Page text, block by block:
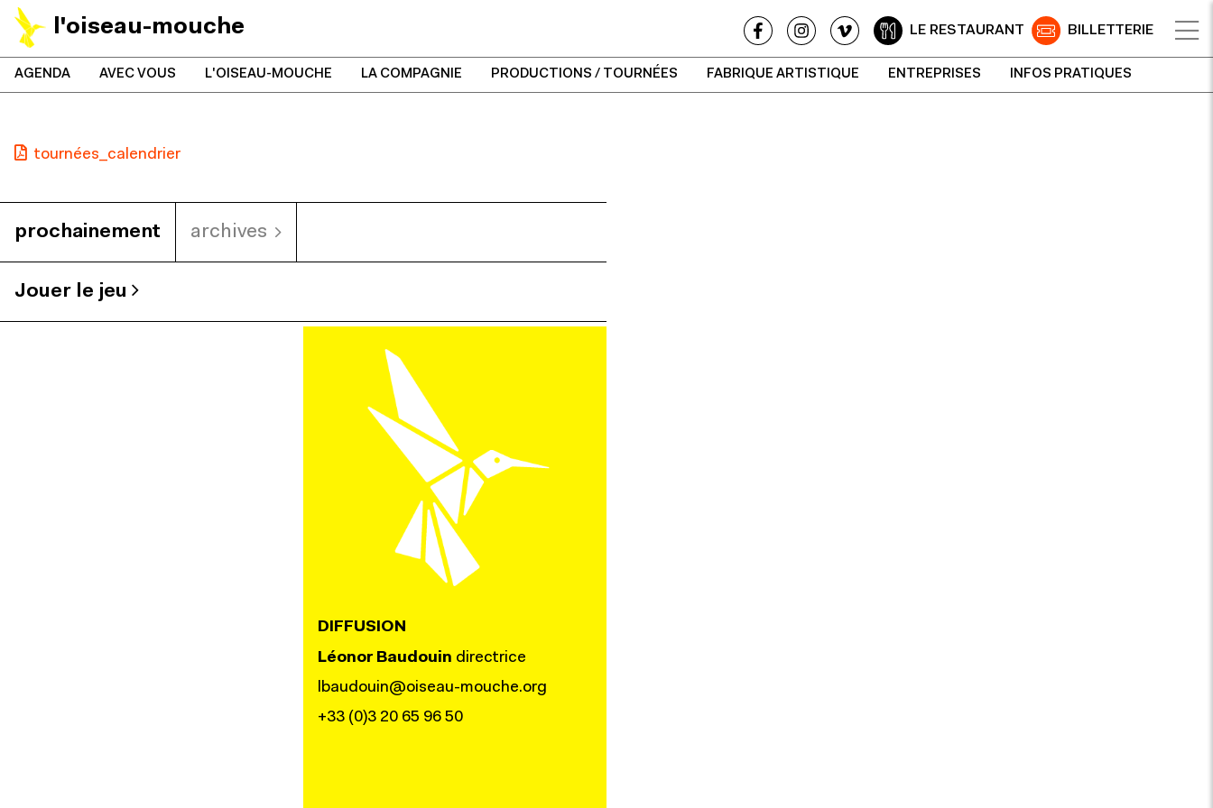
l'oiseau-mouche LE RESTAURANT BILLETTERIE
AGENDA AVEC VOUS L'OISEAU-MOUCHE LA COMPAGNIE PRODUCTIONS / TOURNÉES FABRIQUE ARTISTIQUE ENTREPRISES INFOS PRATIQUES
tournées_calendrier
prochainement archives
Jouer le jeu
DIFFUSION
Léonor Baudouin directrice
lbaudouin@oiseau-mouche.org
+33 (0)3 20 65 96 50